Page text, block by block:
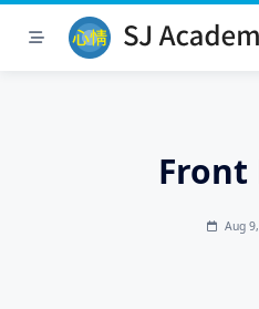
Skip
Front
Aug